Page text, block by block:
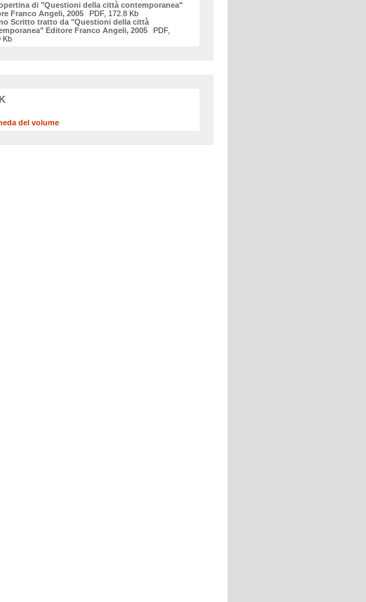
di "Questioni della città contemporanea"
Franco Angeli, 2005
PDF, 172.8 Kb
Scritto tratto da "Questioni della città
Editore Franco Angeli, 2005
PDF,
Kb
del volume